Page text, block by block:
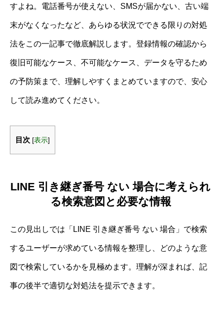
すよね。電話番号が使えない、SMSが届かない、古い端
末がなくなったなど、あらゆる状況でできる限りの対処
法をこの一記事で徹底解説します。登録情報の確認から
復旧可能なケース、不可能なケース、データを守るため
の予防策まで、理解しやすくまとめていますので、安心
して読み進めてください。
目次 [表示]
LINE 引き継ぎ番号 ない 場合に考えられ
る検索意図と必要な情報
この見出しでは「LINE 引き継ぎ番号 ない 場合」で検索
するユーザーが求めている情報を整理し、どのような意
図で検索しているかを見極めます。理解が深まれば、記
事の後半で適切な対処法を提示できます。